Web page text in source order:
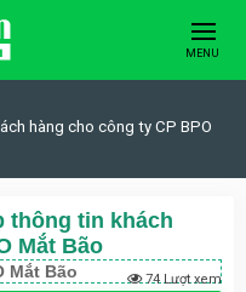
MENU
hàng cho công ty CP BPO
thông tin khách
Mắt Bão
Mắt Bão 74 Lượt xem